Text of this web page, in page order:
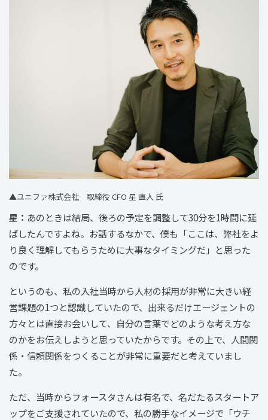
▲ユニファ株式会社 取締役 CFO 星 直人 氏
星： あのときは結局、後ろの予定を調整して30分を1時間に延
ばしたんですよね。お話するなかで、僕も「ここは、弊社をよ
り良く理解してもらうために大事なタイミングだ」と思った
のです。
というのも、私の入社当時から人材の採用が非常に大きい経
営課題の1つと認識していたので、出来るだけエージェントの
方々とは直接お会いして、自分の言葉でどのような考え方な
のかをお伝えしようと思っていたからです。その上で、人間関
係・信頼関係をつくることが非常に重要だと考えていまし
た。
ただ、当時からフォースタさんは有名で、名だたるスタートア
ップをご支援されていたので、私の勝手なイメージで「ウチ